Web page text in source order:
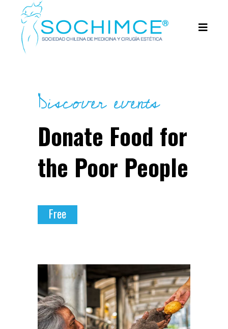
Discover events
Donate Food for
the Poor People
Free